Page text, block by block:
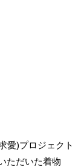
愛)プロジェクト
ただいた着物